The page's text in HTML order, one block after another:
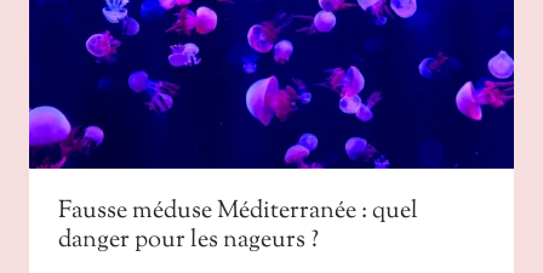
Fausse méduse Méditerranée : quel
danger pour les nageurs ?